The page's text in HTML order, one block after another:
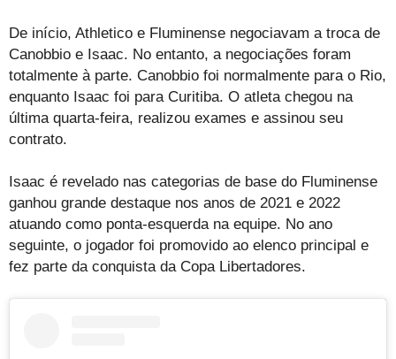
De início, Athletico e Fluminense negociavam a troca de
Canobbio e Isaac. No entanto, a negociações foram
totalmente à parte. Canobbio foi normalmente para o Rio,
enquanto Isaac foi para Curitiba. O atleta chegou na
última quarta-feira, realizou exames e assinou seu
contrato.
Isaac é revelado nas categorias de base do Fluminense
ganhou grande destaque nos anos de 2021 e 2022
atuando como ponta-esquerda na equipe. No ano
seguinte, o jogador foi promovido ao elenco principal e
fez parte da conquista da Copa Libertadores.